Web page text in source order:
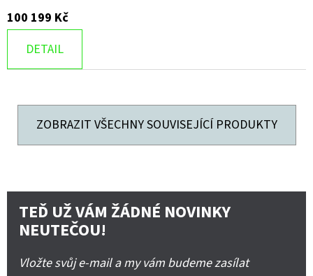
100 199 Kč
DETAIL
ZOBRAZIT VŠECHNY SOUVISEJÍCÍ PRODUKTY
TEĎ UŽ VÁM ŽÁDNÉ NOVINKY
NEUTEČOU!
Vložte svůj e-mail a my vám budeme zasílat